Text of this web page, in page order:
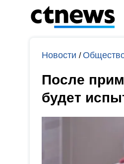
Новости /
После
будет